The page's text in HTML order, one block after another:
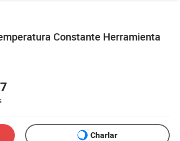
Constante Herramienta
Charlar